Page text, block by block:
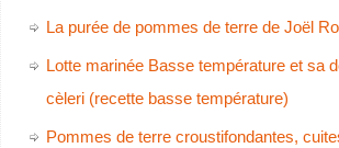
La purée de pommes de terre de Joël
Lotte marinée Basse température et sa
cèleri (recette basse température)
Pommes de terre croustifondantes,